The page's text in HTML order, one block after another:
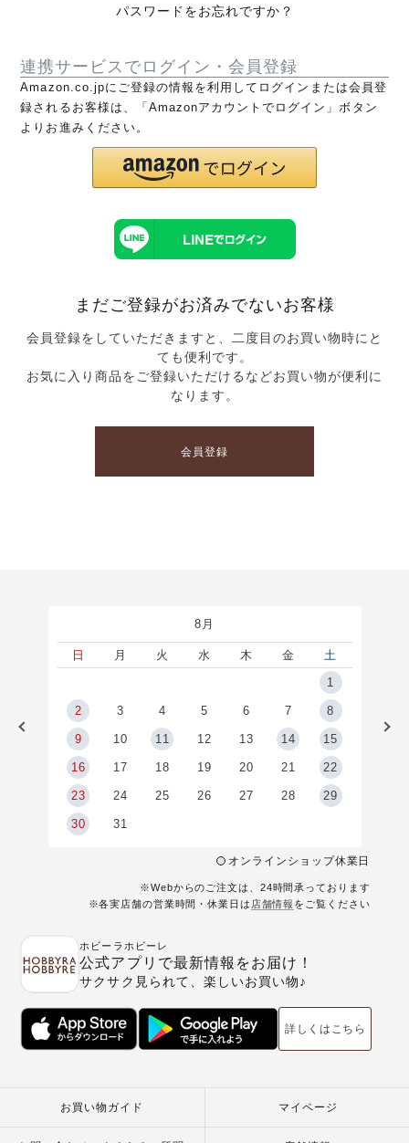
パスワードをお忘れですか？
連携サービスでログイン・会員登録
Amazon.co.jpにご登録の情報を利用してログインまたは会員登
録されるお客様は、「Amazonアカウントでログイン」ボタン
よりお進みください。
まだご登録がお済みでないお客様
会員登録をしていただきますと、二度目のお買い物時にと
ても便利です。
お気に入り商品をご登録いただけるなどお買い物が便利に
なります。
会員登録
8月
日 月 火 水 木 金
土
1
2 3 4 5 6 7 8
9 10 11 12 13 14 15
16 17 18 19 20 21 22
23 24 25 26 27 28 29
30 31
オンラインショップ休業日
※Webからのご注文は、24時間承っております
※各実店舗の営業時間・休業日は 店舗情報 をご覧ください
ホビーラホビーレ
公式アプリで最新情報をお届け！
サクサク見られて、楽しいお買い物♪
詳しくはこちら
お買い物ガイド マイページ